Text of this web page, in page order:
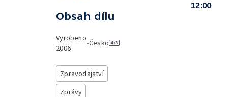
Obsah dílu
Vyrobeno
2006
•Česko
Zpravodajství
Zprávy
12:00